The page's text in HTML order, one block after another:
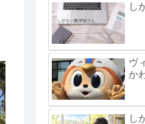
し
ヴ
か
し